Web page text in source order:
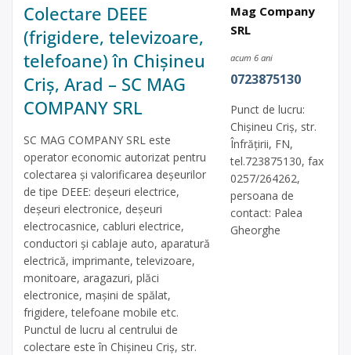
Colectare DEEE
(frigidere, televizoare,
telefoane) în Chișineu
Criș, Arad – SC MAG
COMPANY SRL
SC MAG COMPANY SRL este
operator economic autorizat pentru
colectarea și valorificarea deșeurilor
de tipe DEEE: deșeuri electrice,
deșeuri electronice, deșeuri
electrocasnice, cabluri electrice,
conductori și cablaje auto, aparatură
electrică, imprimante, televizoare,
monitoare, aragazuri, plăci
electronice, mașini de spălat,
frigidere, telefoane mobile etc.
Punctul de lucru al centrului de
colectare este în Chişineu Criş, str.
Mag Company
SRL
acum 6 ani
0723875130
Punct de lucru:
Chişineu Criş, str.
Înfrăţirii, FN,
tel.723875130, fax
0257/264262,
persoana de
contact: Palea
Gheorghe